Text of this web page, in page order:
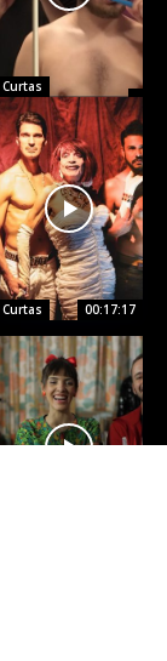
Curtas
Curtas 00:17:17